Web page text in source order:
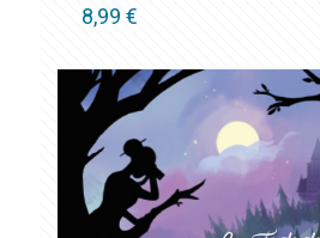
8,99 €